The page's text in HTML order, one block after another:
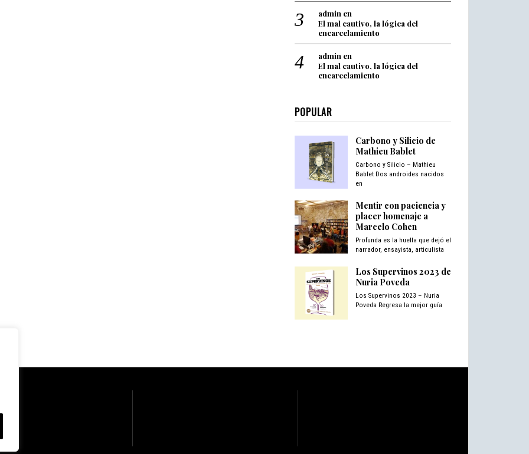
admin en
El mal cautivo, la lógica del
encarcelamiento
admin en
El mal cautivo, la lógica del
encarcelamiento
POPULAR
Carbono y Silicio de
Mathieu Bablet
Carbono y Silicio – Mathieu
Bablet Dos androides nacidos
en
Mentir con paciencia y
placer homenaje a
Marcelo Cohen
Profunda es la huella que dejó el
narrador, ensayista, articulista
Los Supervinos 2023 de
Nuria Poveda
Los Supervinos 2023 – Nuria
Poveda Regresa la mejor guía